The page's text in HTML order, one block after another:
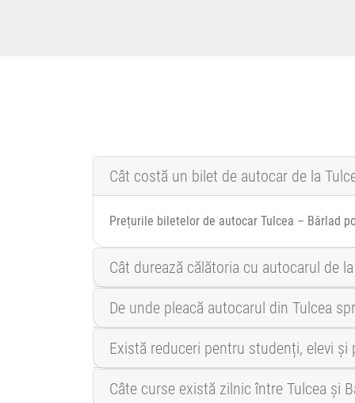
Cât costă un bilet de autocar de la
Prețurile biletelor de autocar Tulcea – Bârlad
Cât durează călătoria cu autocarul de
De unde pleacă autocarul din Tulcea
Există reduceri pentru studenți, elevi
Câte curse există zilnic între Tulcea și